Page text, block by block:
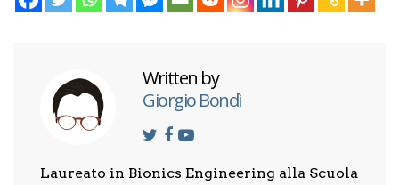
Written by
Giorgio Bondì
Laureato in Bionics Engineering alla Scuola